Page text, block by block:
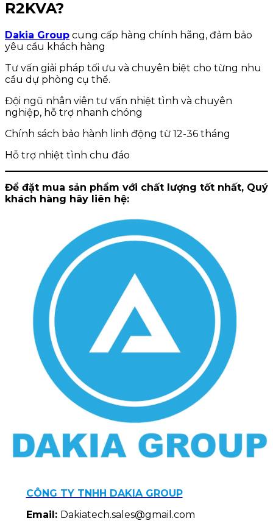
R2KVA?
Dakia Group cung cấp hàng chính hãng, đảm bảo
yêu cầu khách hàng
Tư vấn giải pháp tối ưu và chuyên biệt cho từng nhu
cầu dự phòng cụ thể.
Đội ngũ nhân viên tư vấn nhiệt tình và chuyên
nghiệp, hỗ trợ nhanh chóng
Chính sách bảo hành linh động từ 12-36 tháng
Hỗ trợ nhiệt tình chu đáo
Để đặt mua sản phẩm với chất lượng tốt nhất, Quý
khách hàng hãy liên hệ:
CÔNG TY TNHH DAKIA GROUP
Email: Dakiatech.sales@gmail.com